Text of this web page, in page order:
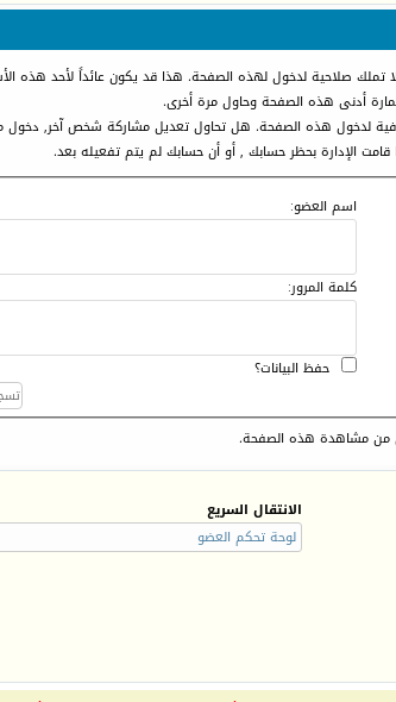
تملك صلاحية لدخول لهذه الصفحة. هذا قد يكون عائداً لأحد هذه
أدنى هذه الصفحة وحاول مرة أخرى.
لدخول هذه الصفحة. هل تحاول تعديل مشاركة شخص آخر, دخول
قامت الإدارة بحظر حسابك , أو أن حسابك لم يتم تفعيله بعد.
اسم العضو:
كلمة المرور:
حفظ البيانات؟
من مشاهدة هذه الصفحة.
الانتقال السريع